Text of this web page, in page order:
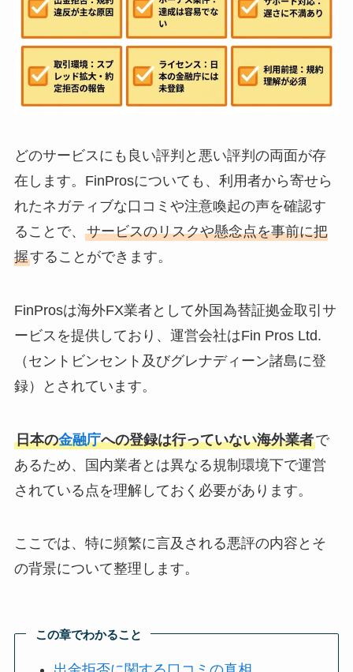
どのサービスにも良い評判と悪い評判の両面が存
在します。FinProsについても、利用者から寄せら
れたネガティブな口コミや注意喚起の声を確認す
ることで、 サービスのリスクや懸念点を事前に把
握することができます。
FinProsは海外FX業者として外国為替証拠金取引サ
ービスを提供しており、運営会社はFin Pros Ltd.
（セントビンセント及びグレナディーン諸島に登
録）とされています。
日本の金融庁への登録は行っていない海外業者で
あるため、国内業者とは異なる規制環境下で運営
されている点を理解しておく必要があります。
ここでは、特に頻繁に言及される悪評の内容とそ
の背景について整理します。
この章でわかること